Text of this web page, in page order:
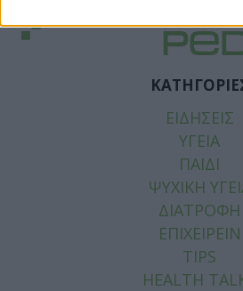
ΕΙΔΗΣΕΙΣ
ΥΓΕΙΑ
ΠΑΙΔΙ
ΨΥΧΙΚΗ
ΔΙΑΤΡΟΦΗ
ΕΠΙΧΕΙΡΕΙΝ
TIPS
HEALTH